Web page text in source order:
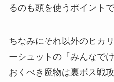
るのも頭を使うポイントで
ちなみにそれ以外のヒカ
ーシュットの「みんなで
おくべき魔物は裏ボス戦